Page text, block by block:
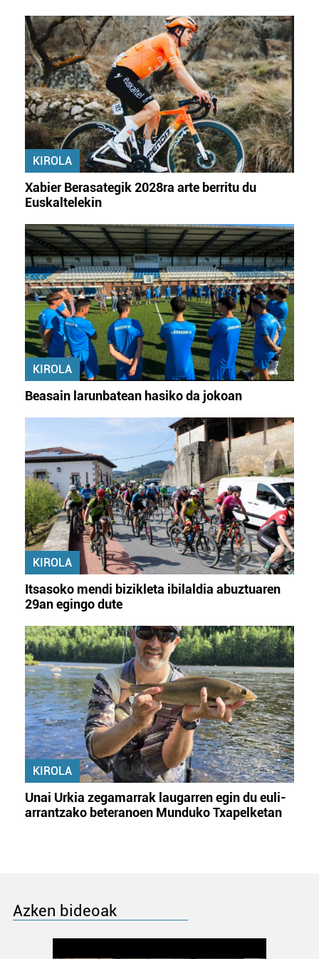
KIROLA
Xabier Berasategik 2028ra arte berritu du
Euskaltelekin
KIROLA
Beasain larunbatean hasiko da jokoan
KIROLA
Itsasoko mendi bizikleta ibilaldia abuztuaren
29an egingo dute
KIROLA
Unai Urkia zegamarrak laugarren egin du euli-
arrantzako beteranoen Munduko Txapelketan
Azken bideoak